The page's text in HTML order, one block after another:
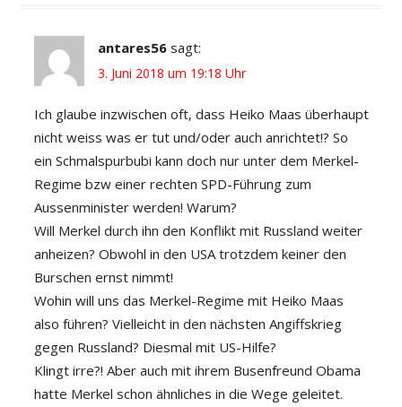
antares56 sagt:
3. Juni 2018 um 19:18 Uhr
Ich glaube inzwischen oft, dass Heiko Maas überhaupt
nicht weiss was er tut und/oder auch anrichtet!? So
ein Schmalspurbubi kann doch nur unter dem Merkel-
Regime bzw einer rechten SPD-Führung zum
Aussenminister werden! Warum?
Will Merkel durch ihn den Konflikt mit Russland weiter
anheizen? Obwohl in den USA trotzdem keiner den
Burschen ernst nimmt!
Wohin will uns das Merkel-Regime mit Heiko Maas
also führen? Vielleicht in den nächsten Angiffskrieg
gegen Russland? Diesmal mit US-Hilfe?
Klingt irre?! Aber auch mit ihrem Busenfreund Obama
hatte Merkel schon ähnliches in die Wege geleitet.